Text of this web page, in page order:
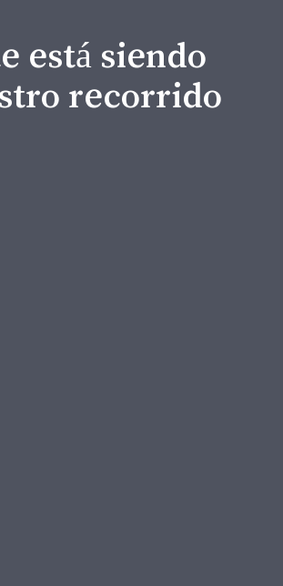
está siendo
recorrido